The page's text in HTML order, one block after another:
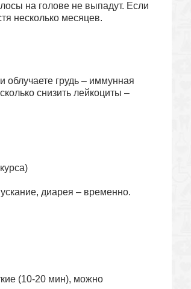
на голове не выпадут. Если
несколько месяцев.
облучаете грудь – иммунная
снизить лейкоциты –
диарея – временно.
(10-20 мин), можно